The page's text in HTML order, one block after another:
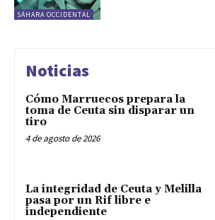
SÁHARA OCCIDENTAL
Noticias
Cómo Marruecos prepara la
toma de Ceuta sin disparar un
tiro
4 de agosto de 2026
La integridad de Ceuta y Melilla
pasa por un Rif libre e
independiente